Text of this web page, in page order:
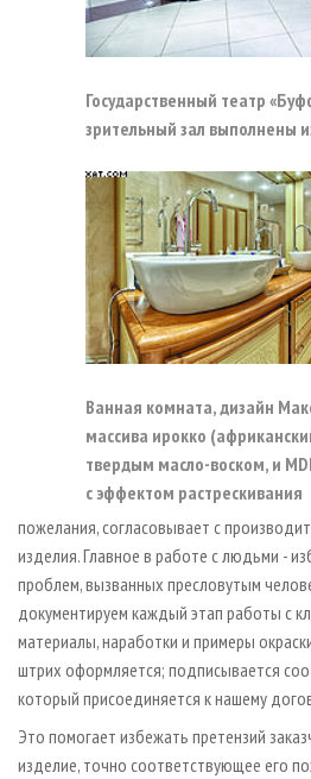
Государственный театр
зрительный зал выполнены
Ванная комната, дизайн
массива ирокко
твердым масло-воском, и
с эффектом растрескивания
пожелания, согласовывает с
изделия. Главное в работе с людьми -
проблем, вызванных пресловутым
документируем каждый этап работы с
материалы, наработки и примеры
штрих оформляется; подписывается
который присоединяется к нашему
Это помогает избежать претензий
изделие, точно соответствующее его